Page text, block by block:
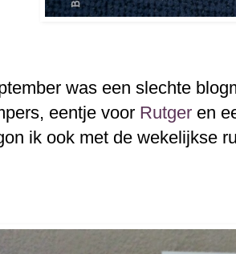
was een slechte
eentje voor Rutger en
ik ook met de wekelijkse